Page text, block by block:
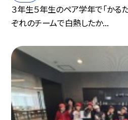
３年生５年生のペア学年で「かる
ぞれのチームで白熱したか...